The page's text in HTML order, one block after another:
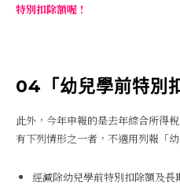
特別扣除額喔！
04「幼兒學前特別
此外，今年申報的是去年綜合所得
有下列情形之一者，不適用列報「
經減除幼兒學前特別扣除額及